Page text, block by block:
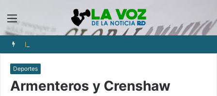
Menú
Deportes
Armenteros y Crenshaw